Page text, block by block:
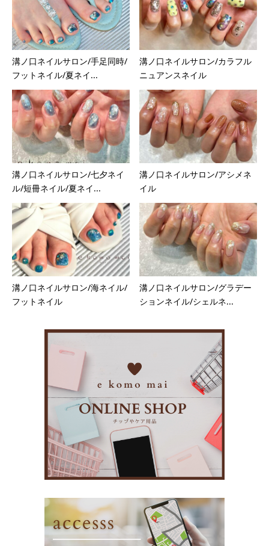
溝ノ口ネイルサロン/手足同時/
フットネイル/夏ネイ...
溝ノ口ネイルサロン/カラフル
ニュアンスネイル
溝ノ口ネイルサロン/七夕ネイ
ル/短冊ネイル/夏ネイ...
溝ノ口ネイルサロン/アシメネ
イル
溝ノ口ネイルサロン/海ネイル/
フットネイル
溝ノ口ネイルサロン/グラデー
ションネイル/シェルネ...